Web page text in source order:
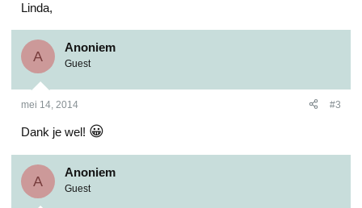
Linda,
A
Anoniem
Guest
mei 14, 2014 #3
Dank je wel! 😀
A
Anoniem
Guest